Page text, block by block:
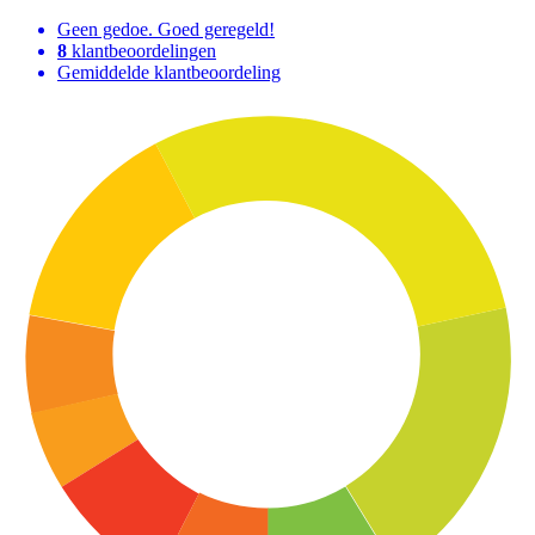
Geen gedoe. Goed geregeld!
8 klantbeoordelingen
Gemiddelde klantbeoordeling